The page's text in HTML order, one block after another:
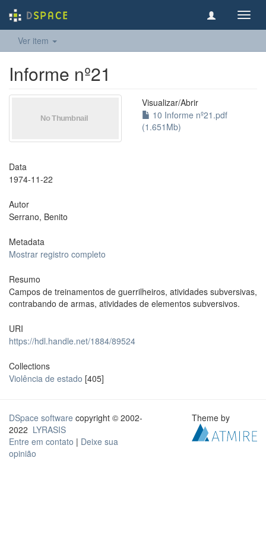
Ver item
Informe nº21
Visualizar/Abrir
10 Informe nº21.pdf
(1.651Mb)
Data
1974-11-22
Autor
Serrano, Benito
Metadata
Mostrar registro completo
Resumo
Campos de treinamentos de guerrilheiros, atividades subversivas,
contrabando de armas, atividades de elementos subversivos.
URI
https://hdl.handle.net/1884/89524
Collections
Violência de estado [405]
DSpace software copyright © 2002-
2022 LYRASIS
Entre em contato | Deixe sua
opinião
Theme by